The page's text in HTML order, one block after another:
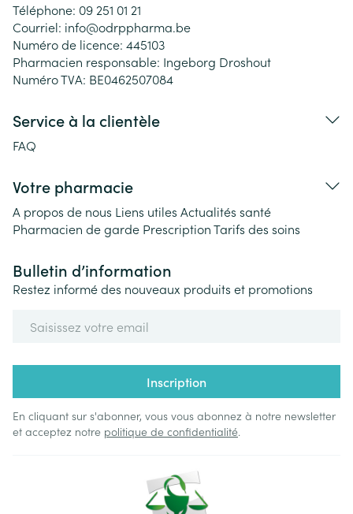
Téléphone: 09 251 01 21
Courriel: info@odrppharma.be
Numéro de licence: 445103
Pharmacien responsable: Ingeborg Droshout
Numéro TVA: BE0462507084
Service à la clientèle
FAQ
Votre pharmacie
A propos de nous Liens utiles Actualités santé
Pharmacien de garde PrescriptionTarifs des soins
Bulletin d’information
Restez informé des nouveaux produits et promotions
Inscription
En cliquant sur s'abonner, vous vous abonnez à notre newsletter
et acceptez notre politique de confidentialité.